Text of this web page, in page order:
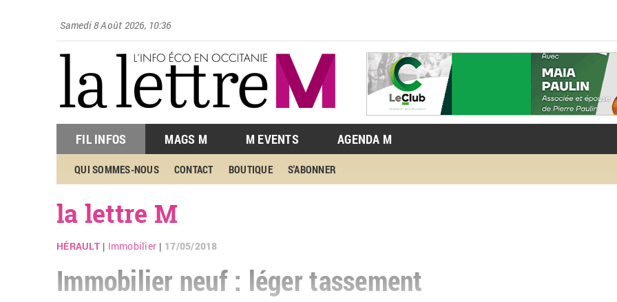
Samedi 8 Août 2026, 10:36
FIL INFOS MAGS M M EVENTS AGENDA M
QUI SOMMES-NOUS CONTACT BOUTIQUE S'ABONNER
la lettre M
HÉRAULT| Immobilier 17/05/2018
Immobilier neuf : léger tassement